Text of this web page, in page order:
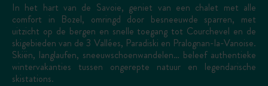
In het hart van de Savoie, geniet van een chalet met alle
comfort in Bozel, omringd door besneeuwde sparren, met
uitzicht op de bergen en snelle toegang tot Courchevel en de
skigebieden van de 3 Vallées, Paradiski en Pralognan-la-Vanoise.
Skiën, langlaufen, sneeuwschoenwandelen… beleef authentieke
wintervakanties tussen ongerepte natuur en legendarische
skistations.